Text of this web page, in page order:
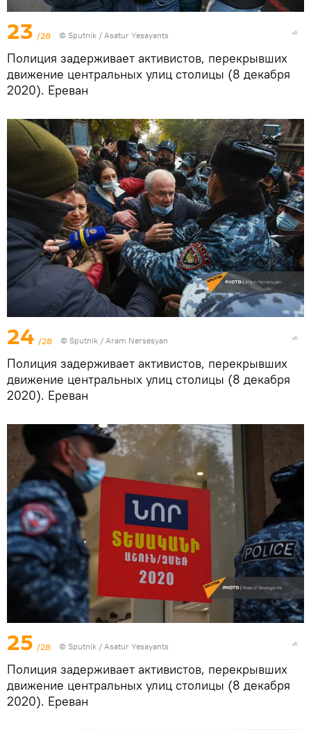
23 /28 © Sputnik / Asatur Yesayants
Полиция задерживает активистов, перекрывших
движение центральных улиц столицы (8 декабря
2020). Еревaн
24 /28 © Sputnik / Aram Nersesyan
Полиция задерживает активистов, перекрывших
движение центральных улиц столицы (8 декабря
2020). Еревaн
25 /28 © Sputnik / Asatur Yesayants
Полиция задерживает активистов, перекрывших
движение центральных улиц столицы (8 декабря
2020). Еревaн